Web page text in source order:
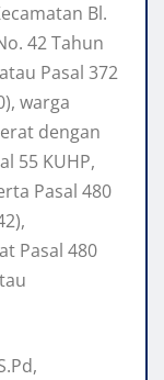
Bl.
42 Tahun
Pasal 372
warga
dengan
55 KUHP,
Pasal 480
Pasal 480